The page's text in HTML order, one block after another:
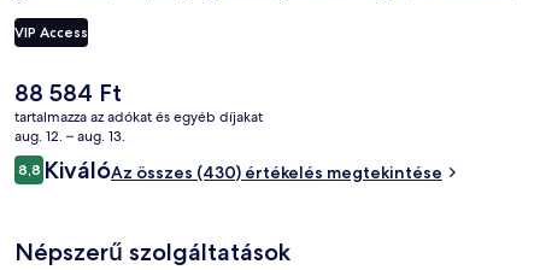
medencére tekintő Mourayio (Summer Only) a helyszíni 5 étterem
egyike, ahol 3 bár/társalgó is található. Az étterem kínálata: görög
is élvezhetik: kikötő, medence melletti bár és edzőterem. Más
utazók imádják a hely következó jellemzőit: segítőkész személyzet.
VIP Access
A
jelenlegi
ár
88 584 Ft
88 584 Ft
tartalmazza az adókat és egyéb díjakat
aug. 12. – aug. 13.
Értékelések
8,88,8 ennyiből: 10
KiválóAz összes (430) értékelés megtekintése
Népszerű szolgáltatások